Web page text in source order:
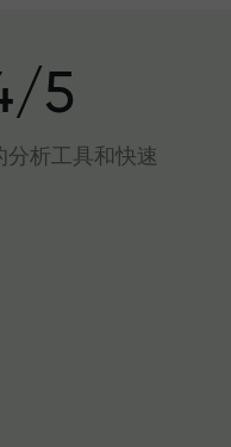
5
分析工具和快速